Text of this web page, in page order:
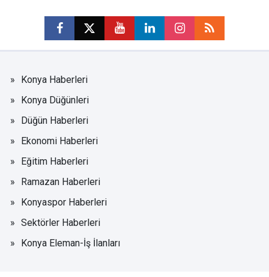
Konya Haberleri
Konya Düğünleri
Düğün Haberleri
Ekonomi Haberleri
Eğitim Haberleri
Ramazan Haberleri
Konyaspor Haberleri
Sektörler Haberleri
Konya Eleman-İş İlanları